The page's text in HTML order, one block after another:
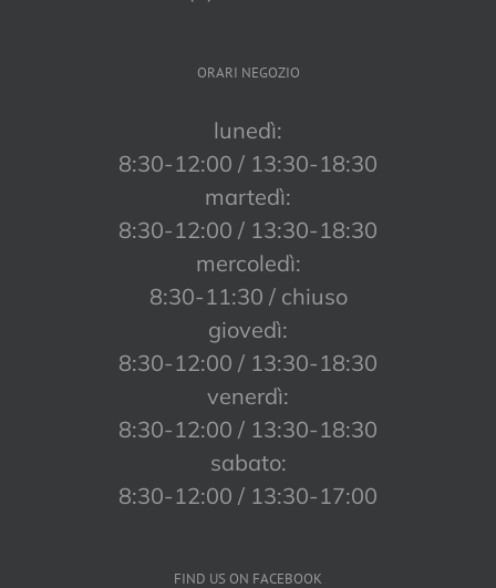
ORARI NEGOZIO
lunedì:
8:30-12:00 / 13:30-18:30
martedì:
8:30-12:00 / 13:30-18:30
mercoledì:
8:30-11:30 / chiuso
giovedì:
8:30-12:00 / 13:30-18:30
venerdì:
8:30-12:00 / 13:30-18:30
sabato:
8:30-12:00 / 13:30-17:00
FIND US ON FACEBOOK